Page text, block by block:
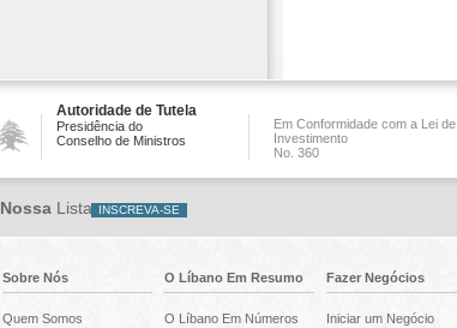
Autoridade de Tutela
Presidência do
Conselho de Ministros
Em Conformidade com a Lei de
Investimento
No. 360
NossaLista
Sobre Nós
Quem Somos
O Líbano Em Resumo
O Líbano Em Números
Fazer Negócios
Iniciar um Negócio